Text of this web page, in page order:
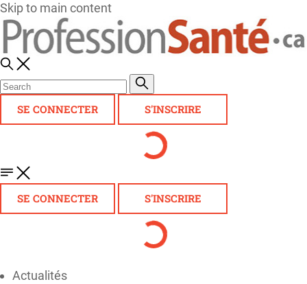
Skip to main content
SE CONNECTER S'INSCRIRE
SE CONNECTER S'INSCRIRE
Actualités